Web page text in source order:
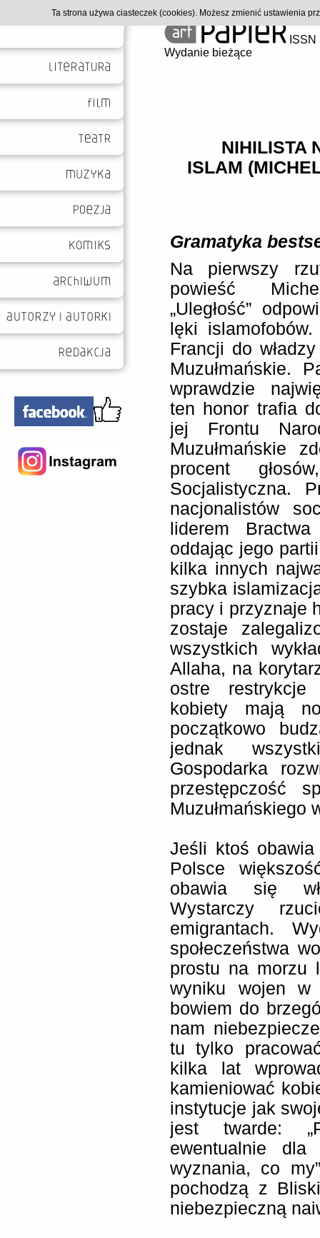
Wydanie bieżące
NIHILISTA
ISLAM
Gramatyka
Na pierwszy
powieść
„Uległość”
lęki
Francji do
Muzułmańskie.
wprawdzie
ten honor trafia
jej Frontu
Muzułmańskie
procent
Socjalistyczna.
nacjonalistów
liderem
oddając jego
kilka innych
szybka
pracy i przyznaje
zostaje
wszystkich
Allaha, na
ostre restrykcje
kobiety mają
początkowo
jednak
Gospodarka
przestępczość
Muzułmańskiego
Jeśli ktoś
Polsce
obawia się
Wystarczy
emigrantach.
społeczeństwa
prostu na morzu
wyniku wojen
bowiem do
nam
tu tylko
kilka lat
kamieniować
instytucje jak
jest twarde:
ewentualnie dla
wyznania, co
pochodzą z
niebezpieczną
Ta strona używa ciasteczek (cookies). Możesz zmienić ustawienia